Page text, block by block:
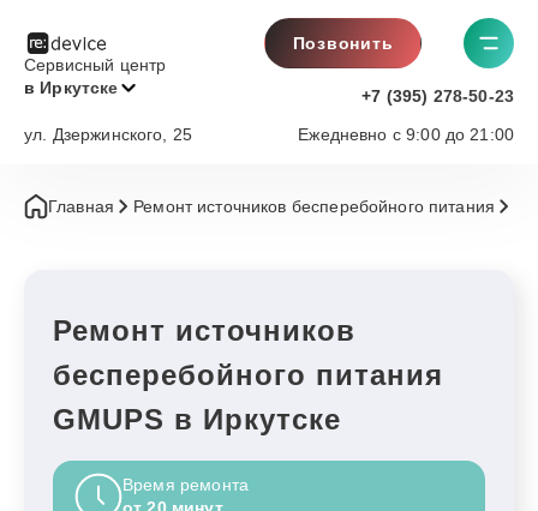
Сервисный центр
в Иркутске
Позвонить
+7 (395) 278-50-23
Ежедневно с 9:00 до 21:00
ул. Дзержинского, 25
Главная Ремонт источников бесперебойного питания
Ремонт источников
бесперебойного питания
GMUPS в Иркутске
Время ремонта